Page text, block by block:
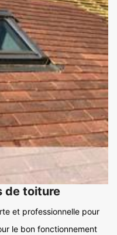
de toiture
et professionnelle pour
le bon fonctionnement